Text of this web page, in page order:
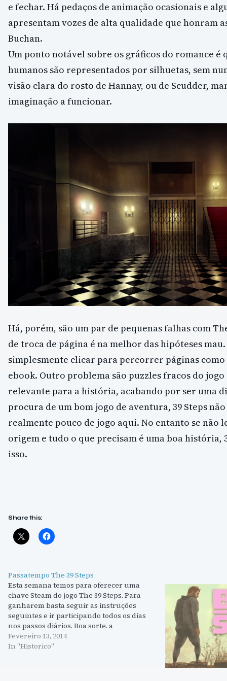
e fechar. Há pedaços de animação ocasionais e
apresentam vozes de alta qualidade que honram
Buchan.
Um ponto notável sobre os gráficos do romance é
humanos são representados por silhuetas, sem
visão clara do rosto de Hannay, ou de Scudder,
imaginação a funcionar.
Há, porém, são um par de pequenas falhas com
de troca de página é na melhor das hipóteses
simplesmente clicar para percorrer páginas
ebook. Outro problema são puzzles fracos do
relevante para a história, acabando por ser uma
procura de um bom jogo de aventura, 39 Steps
realmente pouco de jogo aqui. No entanto se não
origem e tudo o que precisam é uma boa história,
isso.
Share this:
Passatempo The 39 Steps
Esta semana temos para oferecer uma
chave Steam do jogo The 39 Steps. Para
ganharem basta seguir as instruções
seguintes e ir participando todos os dias
nos passos diários. Boa sorte. a
Rafflecopter giveaway
Fevereiro 13, 2014
In "Historico"